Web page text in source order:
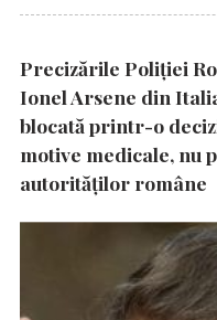
Precizările Poliţiei
Ionel Arsene din
blocată printr-o
motive medicale,
autorităţilor române